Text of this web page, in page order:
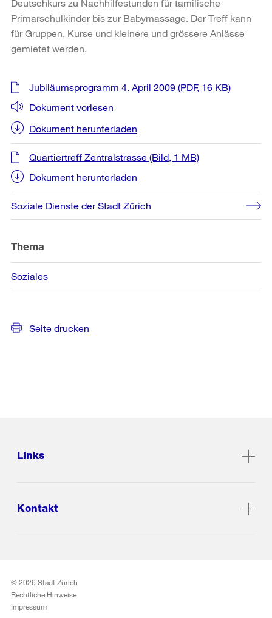
Deutschkurs zu Nachhilfestunden für tamilische
Primarschulkinder bis zur Babymassage. Der Treff kann
für Gruppen, Kurse und kleinere und grössere Anlässe
gemietet werden.
Weitere
Informationen
Jubiläumsprogramm 4. April 2009 (PDF, 16 KB)
Dokument vorlesen
Dokument herunterladen
Quartiertreff Zentralstrasse (Bild, 1 MB)
Dokument herunterladen
Soziale Dienste der Stadt Zürich
Thema
Soziales
Seite drucken
Links
Kontakt
© 2026 Stadt Zürich
Rechtliche Hinweise
Impressum